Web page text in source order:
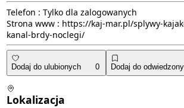
Telefon : Tylko dla zalogowanych
Strona www : https://kaj-mar.pl/splywy-
kanal-brdy-noclegi/
Dodaj do ulubionych 0 Dodaj do
Lokalizacja